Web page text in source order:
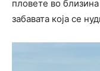
пловете во
забавата која се